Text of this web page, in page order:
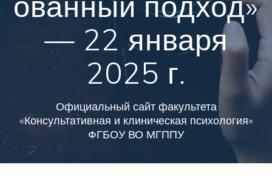
— 22 января
2025 г.
Официальный сайт факультета
«Консультативная и клиническая психология»
ФГБОУ ВО МГППУ